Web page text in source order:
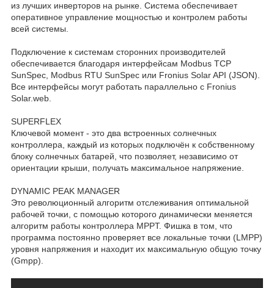
из лучших инверторов на рынке. Система обеспечивает
оперативное управление мощностью и контролем работы
всей системы.
Подключение к системам сторонних производителей
обеспечивается благодаря интерфейсам Modbus TCP
SunSpec, Modbus RTU SunSpec или Fronius Solar API (JSON).
Все интерфейсы могут работать параллельно c Fronius
Solar.web.
SUPERFLEX
Ключевой момент - это два встроенных солнечных
контроллера, каждый из которых подключён к собственному
блоку солнечных батарей, что позволяет, независимо от
ориентации крыши, получать максимальное напряжение.
DYNAMIC PEAK MANAGER
Это революционный алгоритм отслеживания оптимальной
рабочей точки, с помощью которого динамически меняется
алгоритм работы контроллера MPPT. Фишка в том, что
программа постоянно проверяет все локальные точки (LMPP)
уровня напряжения и находит их максимальную общую точку
(Gmpp).